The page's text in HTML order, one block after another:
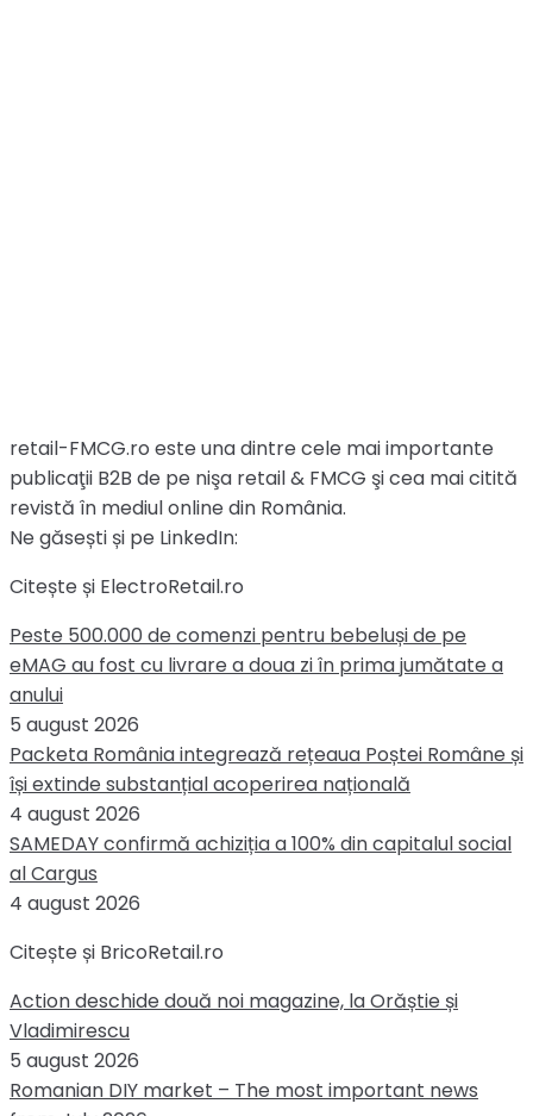
retail-FMCG.ro este una dintre cele mai importante
publicaţii B2B de pe nişa retail & FMCG şi cea mai citită
revistă în mediul online din România.
Ne găsești și pe LinkedIn:
Citește și ElectroRetail.ro
Peste 500.000 de comenzi pentru bebeluși de pe
eMAG au fost cu livrare a doua zi în prima jumătate a
anului
5 august 2026
Packeta România integrează rețeaua Poștei Române și
își extinde substanțial acoperirea națională
4 august 2026
SAMEDAY confirmă achiziția a 100% din capitalul social
al Cargus
4 august 2026
Citește și BricoRetail.ro
Action deschide două noi magazine, la Orăștie și
Vladimirescu
5 august 2026
Romanian DIY market – The most important news